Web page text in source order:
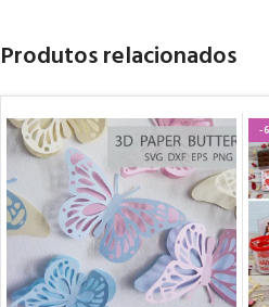
Produtos relacionados
-